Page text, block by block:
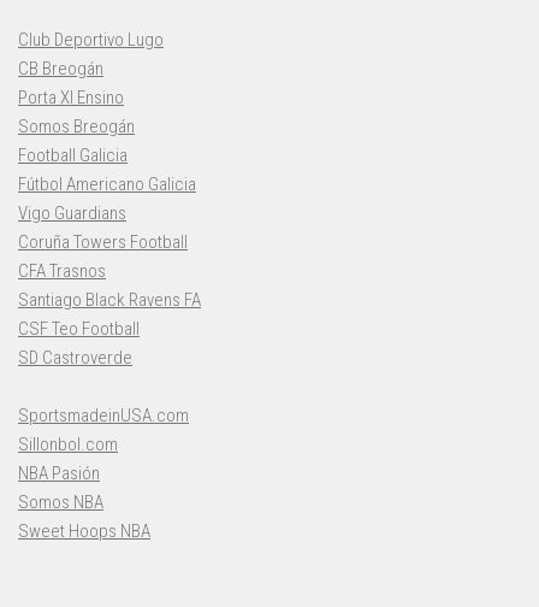
Club Deportivo Lugo
CB Breogán
Porta XI Ensino
Somos Breogán
Football Galicia
Fútbol Americano Galicia
Vigo Guardians
Coruña Towers Football
CFA Trasnos
Santiago Black Ravens FA
CSF Teo Football
SD Castroverde
SportsmadeinUSA.com
Sillonbol.com
NBA Pasión
Somos NBA
Sweet Hoops NBA